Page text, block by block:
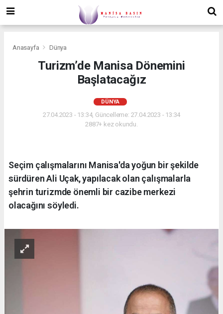
Anasayfa Dünya
Turizm’de Manisa Dönemini
Başlatacağız
DÜNYA
27.04.2023 - 13:34, Güncelleme: 27.04.2023 - 13:34
2887+ kez okundu.
Seçim çalışmalarını Manisa'da yoğun bir şekilde
sürdüren Ali Uçak, yapılacak olan çalışmalarla
şehrin turizmde önemli bir cazibe merkezi
olacağını söyledi.